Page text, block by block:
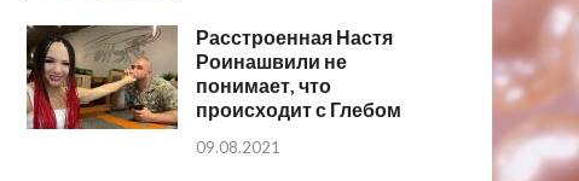
Расстроенная Настя
Роинашвили не
понимает, что
происходит с Глебом
09.08.2021